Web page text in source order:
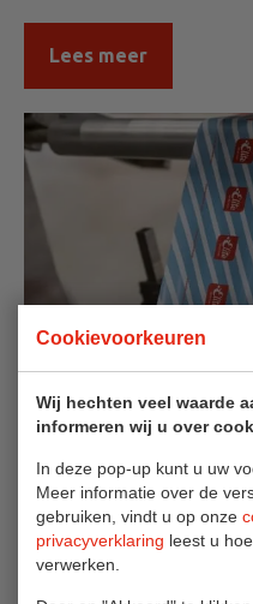
Cookievoorkeuren
Wij hechten veel waarde
informeren wij u over
In deze pop-up kunt u uw
Meer informatie over de
gebruiken, vindt u op onze
privacyverklaring leest u
verwerken.
Lees meer
Productie
Als Productie operator